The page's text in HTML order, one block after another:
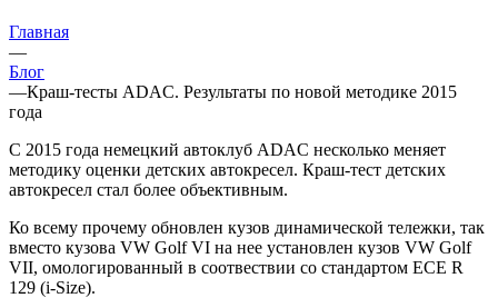
Главная
—
Блог
—Краш-тесты ADAC. Результаты по новой методике 2015
года
С 2015 года немецкий автоклуб ADAC несколько меняет
методику оценки детских автокресел. Краш-тест детских
автокресел стал более объективным.
Ко всему прочему обновлен кузов динамической тележки, так
вместо кузова VW Golf VI на нее установлен кузов VW Golf
VII, омологированный в соотвествии со стандартом ECE R
129 (i-Size).